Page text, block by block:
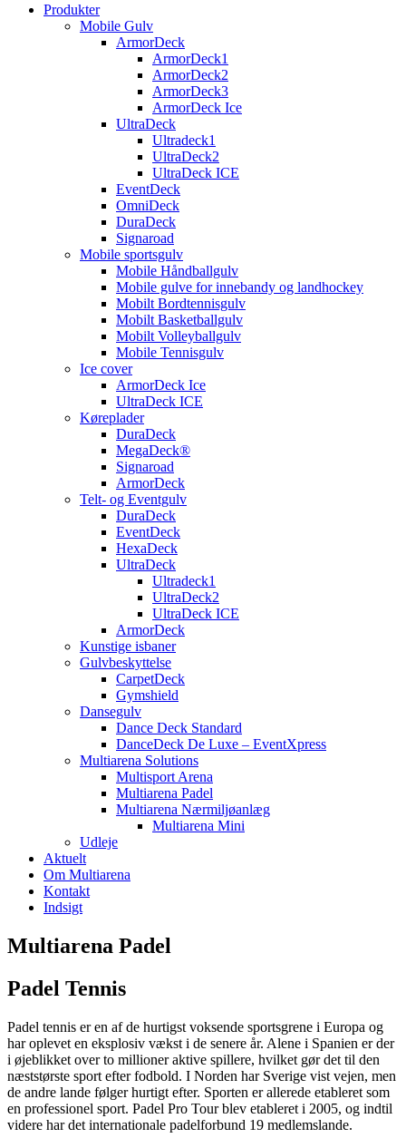
Produkter
Mobile Gulv
ArmorDeck
ArmorDeck1
ArmorDeck2
ArmorDeck3
ArmorDeck Ice
UltraDeck
Ultradeck1
UltraDeck2
UltraDeck ICE
EventDeck
OmniDeck
DuraDeck
Signaroad
Mobile sportsgulv
Mobile Håndballgulv
Mobile gulve for innebandy og landhockey
Mobilt Bordtennisgulv
Mobilt Basketballgulv
Mobilt Volleyballgulv
Mobile Tennisgulv
Ice cover
ArmorDeck Ice
UltraDeck ICE
Køreplader
DuraDeck
MegaDeck®
Signaroad
ArmorDeck
Telt- og Eventgulv
DuraDeck
EventDeck
HexaDeck
UltraDeck
Ultradeck1
UltraDeck2
UltraDeck ICE
ArmorDeck
Kunstige isbaner
Gulvbeskyttelse
CarpetDeck
Gymshield
Dansegulv
Dance Deck Standard
DanceDeck De Luxe – EventXpress
Multiarena Solutions
Multisport Arena
Multiarena Padel
Multiarena Nærmiljøanlæg
Multiarena Mini
Udleje
Aktuelt
Om Multiarena
Kontakt
Indsigt
Multiarena Padel
Padel Tennis
Padel tennis er en af de hurtigst voksende sportsgrene i Europa og
har oplevet en eksplosiv vækst i de senere år. Alene i Spanien er der
i øjeblikket over to millioner aktive spillere, hvilket gør det til den
næststørste sport efter fodbold. I Norden har Sverige vist vejen, men
de andre lande følger hurtigt efter. Sporten er allerede etableret som
en professionel sport. Padel Pro Tour blev etableret i 2005, og indtil
videre har det internationale padelforbund 19 medlemslande.